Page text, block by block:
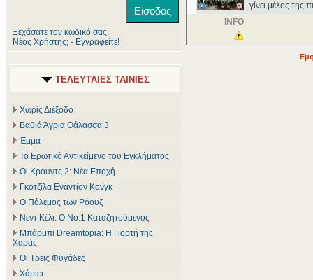
Ξεχάσατε τον κωδικό σας;
Νέος Χρήστης; - Εγγραφείτε!
ΤΕΛΕΥΤΑΙΕΣ ΤΑΙΝΙΕΣ
Χωρίς Διέξοδο
Βαθιά Άγρια Θάλασσα 3
Έμμα
Το Ερωτικό Αντικείμενο του Εγκλήματος
Οι Κρουντς 2: Νέα Εποχή
Γκοτζίλα Εναντίον Κονγκ
Ο Πόλεμος των Ρόουζ
Νεντ Κέλι: Ο Νο.1 Καταζητούμενος
Μπάρμπι Dreamtopia: Η Γιορτή της
Χαράς
Οι Τρεις Φυγάδες
Χάριετ
γίνει μέλος της
INFO